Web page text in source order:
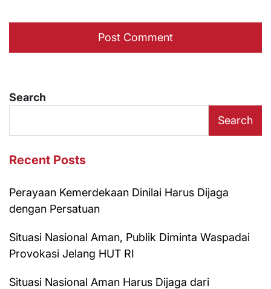
Search
Search
Recent Posts
Perayaan Kemerdekaan Dinilai Harus Dijaga
dengan Persatuan
Situasi Nasional Aman, Publik Diminta Waspadai
Provokasi Jelang HUT RI
Situasi Nasional Aman Harus Dijaga dari